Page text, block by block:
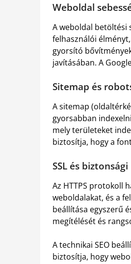
Weboldal
A weboldal betöltési
felhasználói
gyorsító
javításában. A
Sitemap és
A sitemap
gyorsabban
mely területeket
biztosítja, hogy a
SSL és
Az HTTPS protokoll
weboldalakat, és a
beállítása egyszerű
megítélését és
A technikai SEO
biztosítja, hogy